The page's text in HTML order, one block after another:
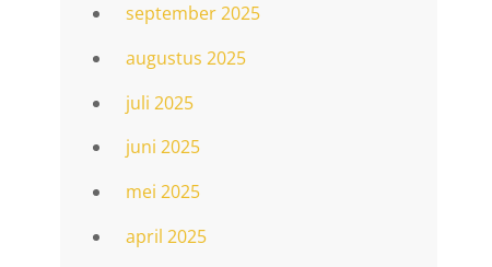
september 2025
augustus 2025
juli 2025
juni 2025
mei 2025
april 2025